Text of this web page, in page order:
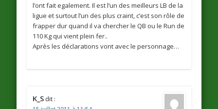
l’ont fait egalement. Il est l’un des meilleurs LB de la
ligue et surtout l’un des plus craint, c’est son rôle de
frapper dur quand il va chercher le QB ou le Run de
110 Kg qui vient plein fer..
Après les déclarations vont avec le personnage…
K_S dit :